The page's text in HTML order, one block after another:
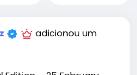
adicionou um